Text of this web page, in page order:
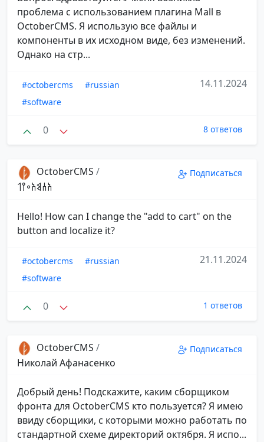
проблема с использованием плагина Mall в
OctoberCMS. Я использую все файлы и
компоненты в их исходном виде, без изменений.
Однако на стр...
#octobercms
#russian
#software
14.11.2024
0 8 ответов
OctoberCMS /
𐩱𐩪𐩣𐩱𐩲𐩺𐩡
Подписаться
Hello! How can I change the "add to cart" on the
button and localize it?
#octobercms
#russian
#software
21.11.2024
0 1 ответов
OctoberCMS /
Николай Афанасенко
Подписаться
Добрый день! Подскажите, каким сборщиком
фронта для OctoberCMS кто пользуется? Я имею
ввиду сборщики, с которыми можно работать по
стандартной схеме директорий октября. Я испо...